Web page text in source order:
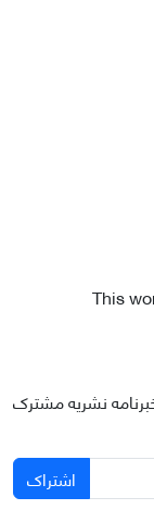
This
نشریه مشترک
اشتراک